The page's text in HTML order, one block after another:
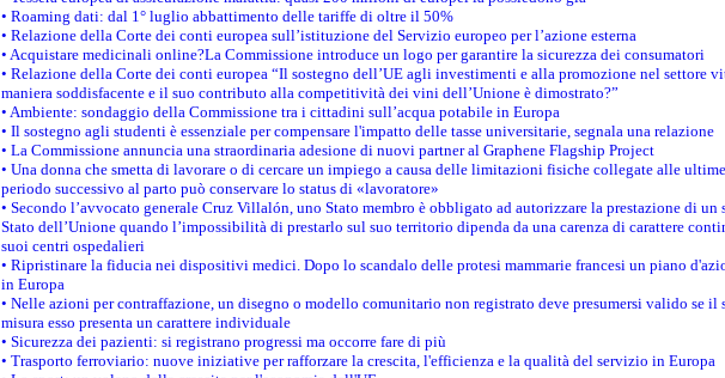
• Roaming dati: dal 1° luglio abbattimento delle tariffe di oltre il 50%
• Relazione della Corte dei conti europea sull’istituzione del Servizio europeo per l’azione esterna
• Acquistare medicinali online?La Commissione introduce un logo per garantire la sicurezza dei consumatori
• Relazione della Corte dei conti europea “Il sostegno dell’UE agli investimenti e alla promozione nel settore
maniera soddisfacente e il suo contributo alla competitività dei vini dell’Unione è dimostrato?”
• Ambiente: sondaggio della Commissione tra i cittadini sull’acqua potabile in Europa
• Il sostegno agli studenti è essenziale per compensare l'impatto delle tasse universitarie, segnala una relazione
• La Commissione annuncia una straordinaria adesione di nuovi partner al Graphene Flagship Project
• Una donna che smetta di lavorare o di cercare un impiego a causa delle limitazioni fisiche collegate alle
periodo successivo al parto può conservare lo status di «lavoratore»
• Secondo l’avvocato generale Cruz Villalón, uno Stato membro è obbligato ad autorizzare la prestazione di
Stato dell’Unione quando l’impossibilità di prestarlo sul suo territorio dipenda da una carenza di carattere
suoi centri ospedalieri
• Ripristinare la fiducia nei dispositivi medici. Dopo lo scandalo delle protesi mammarie francesi un piano
in Europa
• Nelle azioni per contraffazione, un disegno o modello comunitario non registrato deve presumersi valido se
misura esso presenta un carattere individuale
• Sicurezza dei pazienti: si registrano progressi ma occorre fare di più
• Trasporto ferroviario: nuove iniziative per rafforzare la crescita, l'efficienza e la qualità del servizio in Europa